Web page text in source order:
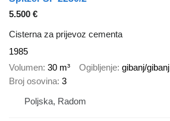
5.500 €
Cisterna za prijevoz cementa
1985
Volumen 30 m³ Ogibljenje gibanj/gibanj
Broj osovina 3
Poljska, Radom